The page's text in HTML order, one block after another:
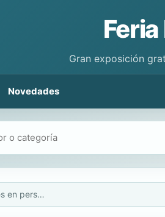
Gran exposición
Novedades
Prevención de lesiones en personas mayores